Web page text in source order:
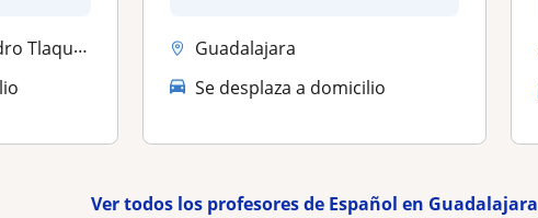
(Jalisco)
Guadalajara
Se desplaza a domicilio
Ver todos los profesores de Español en Guadalajara